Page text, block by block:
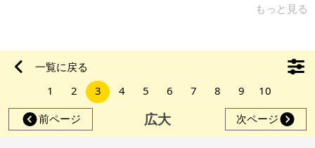
浦海岸に近いことから釣りやサーフィンなども楽しむことがで
690.9㎡ 建物：128.62㎡(1階)、37.26㎡(2階) ※床面積 構造：
木造かわらぶき2階建 現況：空き家 (2026年5月～) 希望価格：
1,200万円 ※現状有姿
もっと見る
一覧に戻る
1
2 3 4 5 6 7 8 9
10
前ページ
広大 次ページ